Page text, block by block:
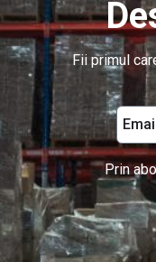
Fii primul
Prin